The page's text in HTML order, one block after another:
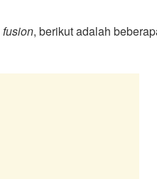
fusion, berikut adalah